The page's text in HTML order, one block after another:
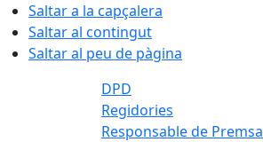
Saltar a la capçalera
Saltar al contingut
Saltar al peu de pàgina
DPD
Regidories
Responsable de Premsa